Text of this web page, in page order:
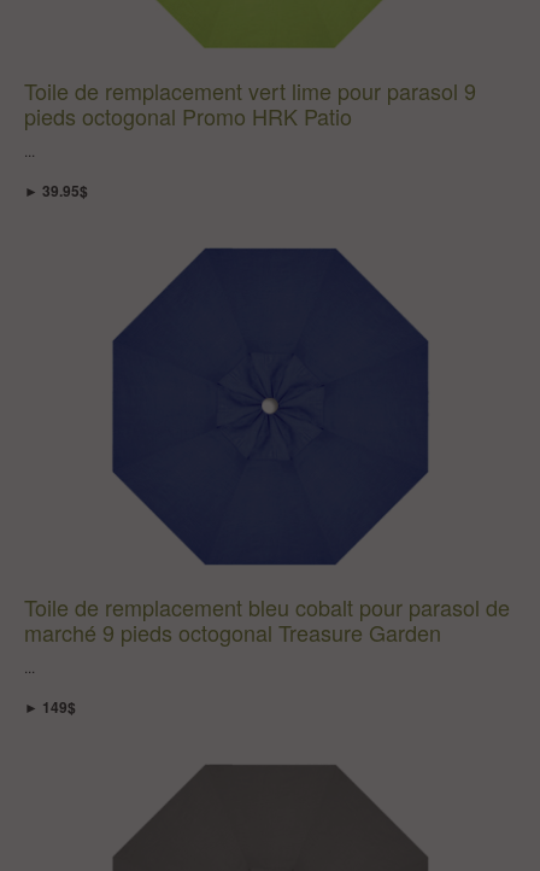
Toile de remplacement vert lime pour parasol 9
pieds octogonal Promo HRK Patio
...
► 39.95$
Toile de remplacement bleu cobalt pour parasol de
marché 9 pieds octogonal Treasure Garden
► 149$